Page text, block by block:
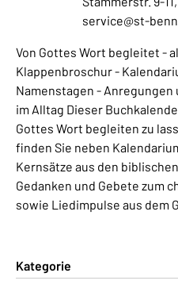
service@st-
Von Gottes Wort begleitet -
Klappenbroschur -
Namenstagen -
im Alltag Dieser
Gottes Wort begleiten zu
finden Sie neben
Kernsätze aus den
Gedanken und Gebete zum
sowie Liedimpulse aus dem
Kategorie